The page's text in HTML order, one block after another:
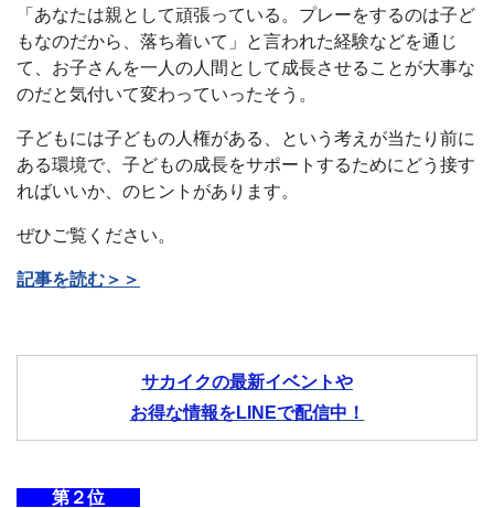
「あなたは親として頑張っている。プレーをするのは子ど
もなのだから、落ち着いて」と言われた経験などを通じ
て、お子さんを一人の人間として成長させることが大事な
のだと気付いて変わっていったそう。
子どもには子どもの人権がある、という考えが当たり前に
ある環境で、子どもの成長をサポートするためにどう接す
ればいいか、のヒントがあります。
ぜひご覧ください。
記事を読む＞＞
サカイクの最新イベントや
お得な情報をLINEで配信中！
第２位